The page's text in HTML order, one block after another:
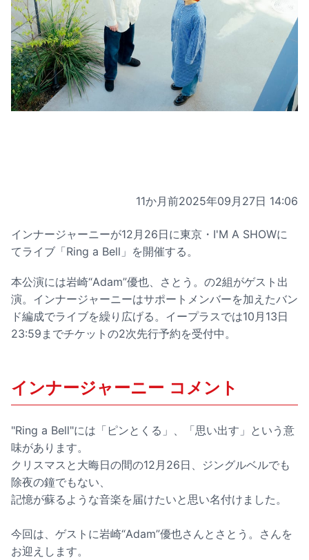
11か月前2025年09月27日 14:06
インナージャーニーが12月26日に東京・I'M A SHOWに
てライブ「Ring a Bell」を開催する。
本公演には岩崎“Adam”優也、さとう。の2組がゲスト出
演。インナージャーニーはサポートメンバーを加えたバン
ド編成でライブを繰り広げる。イープラスでは10月13日
23:59までチケットの2次先行予約を受付中。
インナージャーニー コメント
"Ring a Bell"には「ピンとくる」、「思い出す」という意
味があります。
クリスマスと大晦日の間の12月26日、ジングルベルでも
除夜の鐘でもない、
記憶が蘇るような音楽を届けたいと思い名付けました。
今回は、ゲストに岩崎“Adam”優也さんとさとう。さんを
お迎えします。